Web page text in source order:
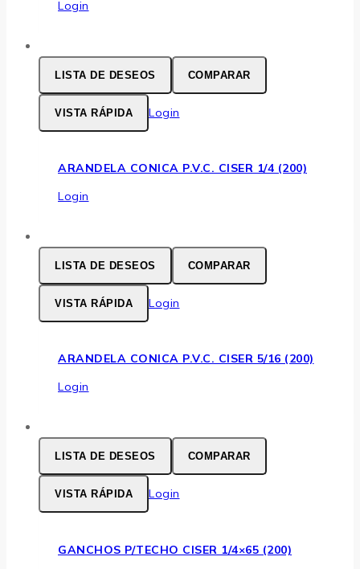
Login
LISTA DE DESEOS COMPARAR
VISTA RÁPIDA Login
ARANDELA CONICA P.V.C. CISER 1/4 (200)
Login
LISTA DE DESEOS COMPARAR
VISTA RÁPIDA Login
ARANDELA CONICA P.V.C. CISER 5/16 (200)
Login
LISTA DE DESEOS COMPARAR
VISTA RÁPIDA Login
GANCHOS P/TECHO CISER 1/4×65 (200)